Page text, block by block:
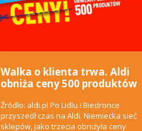
Walka o klienta trwa. Aldi
obniża ceny 500 produktów
Źródło: aldi.pl Po Lidlu i Biedronce
przyszedł czas na Aldi. Niemiecka sieć
sklepów, jako trzecia obniżyła ceny